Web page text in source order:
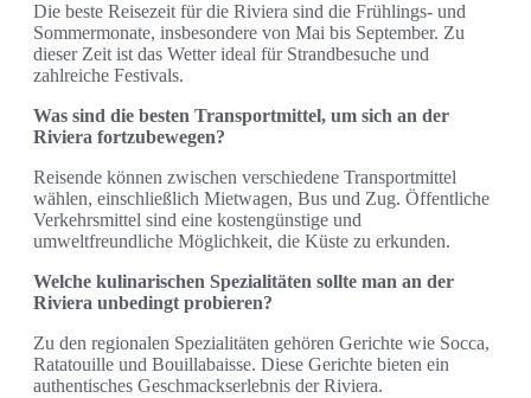
Die beste Reisezeit für die Riviera sind die Frühlings- und
Sommermonate, insbesondere von Mai bis September. Zu
dieser Zeit ist das Wetter ideal für Strandbesuche und
zahlreiche Festivals.
Was sind die besten Transportmittel, um sich an der
Riviera fortzubewegen?
Reisende können zwischen verschiedene Transportmittel
wählen, einschließlich Mietwagen, Bus und Zug. Öffentliche
Verkehrsmittel sind eine kostengünstige und
umweltfreundliche Möglichkeit, die Küste zu erkunden.
Welche kulinarischen Spezialitäten sollte man an der
Riviera unbedingt probieren?
Zu den regionalen Spezialitäten gehören Gerichte wie Socca,
Ratatouille und Bouillabaisse. Diese Gerichte bieten ein
authentisches Geschmackserlebnis der Riviera.